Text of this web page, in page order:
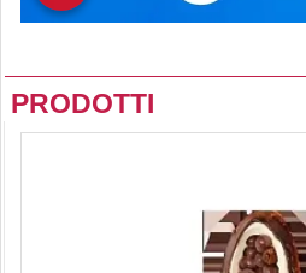
PRODOTTI